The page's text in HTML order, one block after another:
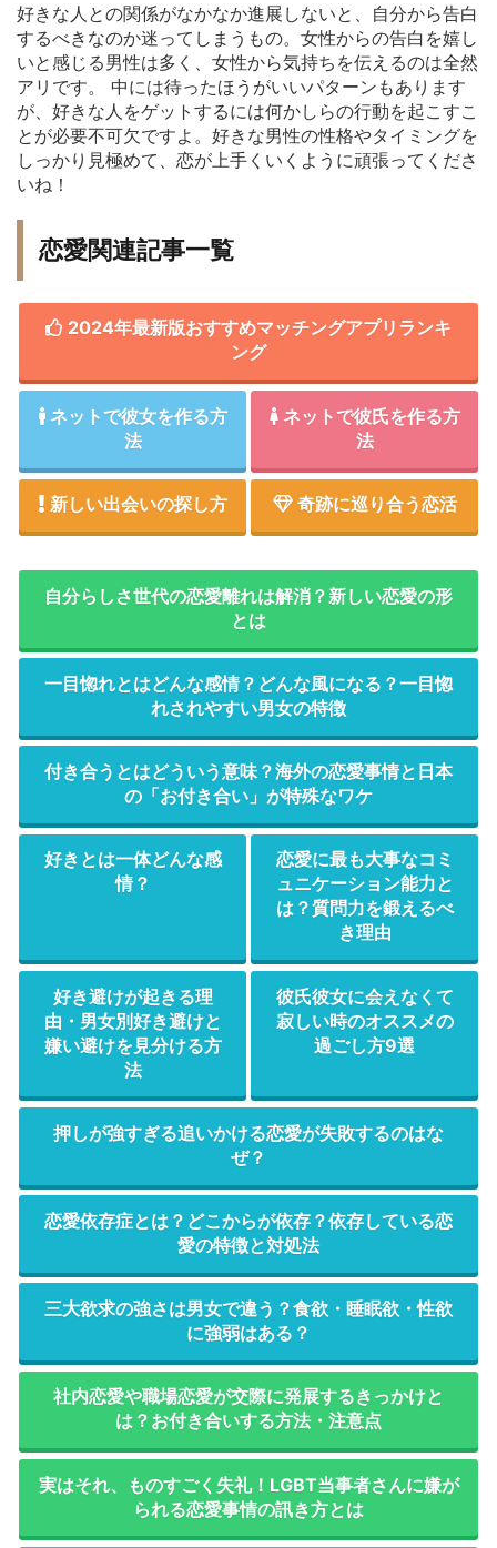
好きな人との関係がなかなか進展しないと、自分から告白
するべきなのか迷ってしまうもの。女性からの告白を嬉し
いと感じる男性は多く、女性から気持ちを伝えるのは全然
アリです。 中には待ったほうがいいパターンもあります
が、好きな人をゲットするには何かしらの行動を起こすこ
とが必要不可欠ですよ。好きな男性の性格やタイミングを
しっかり見極めて、恋が上手くいくように頑張ってくださ
いね！
恋愛関連記事一覧
2024年最新版おすすめマッチングアプリランキ
ング
ネットで彼女を作る方
法
ネットで彼氏を作る方
法
新しい出会いの探し方 奇跡に巡り合う恋活
自分らしさ世代の恋愛離れは解消？新しい恋愛の形
とは
一目惚れとはどんな感情？どんな風になる？一目惚
れされやすい男女の特徴
付き合うとはどういう意味？海外の恋愛事情と日本
の「お付き合い」が特殊なワケ
好きとは一体どんな感
情？
恋愛に最も大事なコミ
ュニケーション能力と
は？質問力を鍛えるべ
き理由
好き避けが起きる理
由・男女別好き避けと
嫌い避けを見分ける方
法
彼氏彼女に会えなくて
寂しい時のオススメの
過ごし方9選
押しが強すぎる追いかける恋愛が失敗するのはな
ぜ？
恋愛依存症とは？どこからが依存？依存している恋
愛の特徴と対処法
三大欲求の強さは男女で違う？食欲・睡眠欲・性欲
に強弱はある？
社内恋愛や職場恋愛が交際に発展するきっかけと
は？お付き合いする方法・注意点
実はそれ、ものすごく失礼！LGBT当事者さんに嫌が
られる恋愛事情の訊き方とは